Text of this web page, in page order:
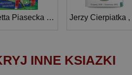
Piasecka Sebastian Piasecki
Jerzy Cierpiatka ,
INNE KSIAZKI